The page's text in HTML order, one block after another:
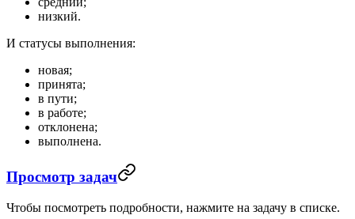
низкий.
И статусы выполнения:
новая;
принята;
в пути;
в работе;
отклонена;
выполнена.
Просмотр задач
Чтобы посмотреть подробности, нажмите на задачу в списке.